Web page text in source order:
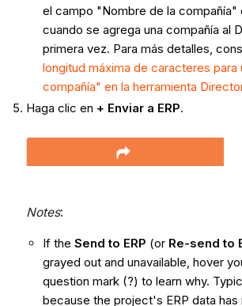
el campo "Nombre de la compañía"
cuando se agrega una compañía al
primera vez. Para más detalles,
longitud máxima de caracteres para
compañía" en la herramienta
Haga clic en + Enviar a ERP.
Notes:
If the Send to ERP (or Re-send to
grayed out and unavailable, hover
question mark (?) to learn why.
because the project's ERP data